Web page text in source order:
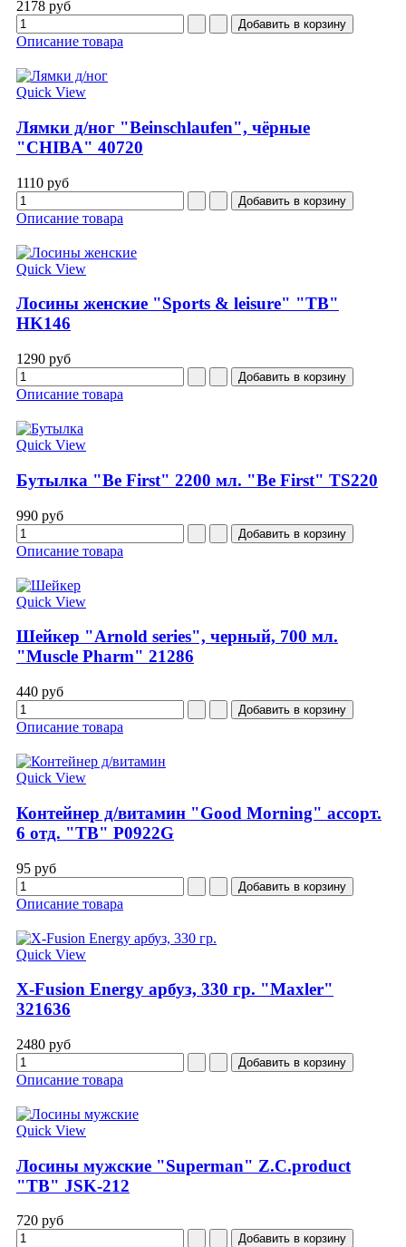
2178 руб
Описание товара
Quick View
Лямки д/ног "Beinschlaufen", чёрные
"CHIBA" 40720
1110 руб
Описание товара
Quick View
Лосины женские "Sports & leisure" "TB"
HK146
1290 руб
Описание товара
Quick View
Бутылка "Be First" 2200 мл. "Be First" TS220
990 руб
Описание товара
Quick View
Шейкер "Arnold series", черный, 700 мл.
"Muscle Pharm" 21286
440 руб
Описание товара
Quick View
Контейнер д/витамин "Good Morning" ассорт.
6 отд. "TB" P0922G
95 руб
Описание товара
Quick View
X-Fusion Energy арбуз, 330 гр. "Maxler"
321636
2480 руб
Описание товара
Quick View
Лосины мужские "Superman" Z.C.product
"TB" JSK-212
720 руб